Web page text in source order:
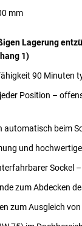
mm
Lagerung
1)
90 Minuten
Position –
automatisch beim
und
Sockel
zum Abdecken
zum Ausgleich